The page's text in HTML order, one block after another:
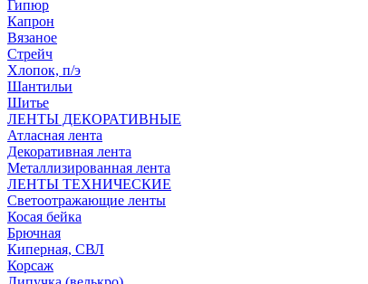
Гипюр
Капрон
Вязаное
Стрейч
Хлопок, п/э
Шантильи
Шитье
ЛЕНТЫ ДЕКОРАТИВНЫЕ
Атласная лента
Декоративная лента
Металлизированная лента
ЛЕНТЫ ТЕХНИЧЕСКИЕ
Светоотражающие ленты
Косая бейка
Брючная
Киперная, СВЛ
Корсаж